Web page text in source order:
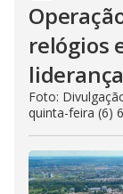
relógios
Foto:
quinta-feira (6)